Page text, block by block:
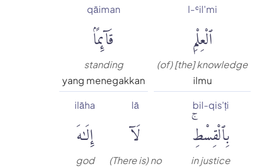
l-ʿil'mi
ٱلْعِلْمِ
(of) [the] knowledge
ilmu
qāiman
قَآئِمًۢا
standing
yang menegakkan
bil-qis'ṭi
بِٱلْقِسْطِۚ
in justice
lā
لَآ
(There is) no
ilāha
إِلَٰهَ
god